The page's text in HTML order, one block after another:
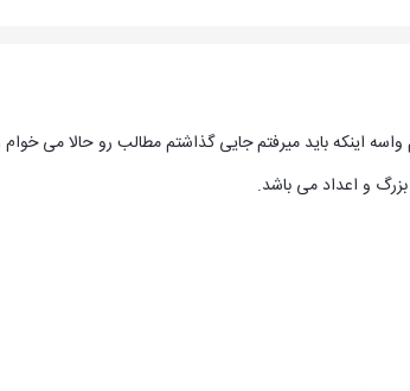
اینکه باید میرفتم جایی گذاشتم مطالب رو حالا می